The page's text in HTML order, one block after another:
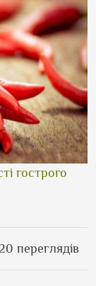
гострого
переглядів